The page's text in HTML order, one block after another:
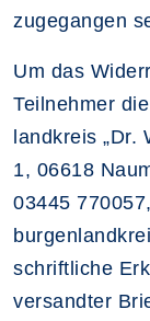
zugegangen
Um das
Teilnehmer
landkreis „Dr.
1, 06618
03445
schriftliche
versandter